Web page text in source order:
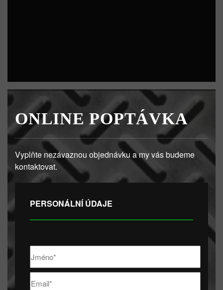
ONLINE POPTÁVKA
Vyplňte nezávaznou objednávku a my vás budeme
kontaktovat.
PERSONÁLNÍ ÚDAJE